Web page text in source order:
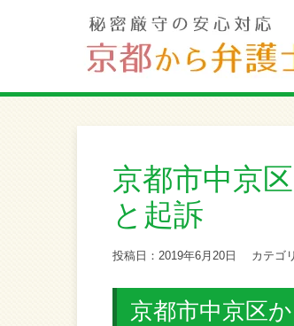
京都市中京
と起訴
投稿日：2019年6月20日 カテゴ
京都市中京区